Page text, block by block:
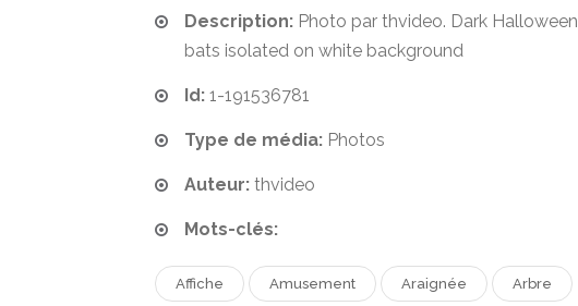
Description: Photo par thvideo. Dark Halloween
bats isolated on white background
Id: 1-191536781
Type de média: Photos
Auteur: thvideo
Mots-clés:
Affiche Amusement Araignée Arbre